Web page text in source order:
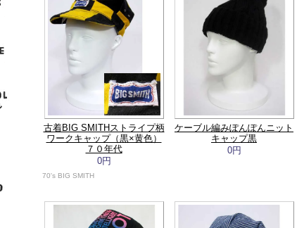
古着BIG SMITHストライプ柄
ワークキャップ（黒×黄色）
７０年代
0円
70's BIG SMITH
ケーブル編みぽんぽんニット
キャップ黒
0円